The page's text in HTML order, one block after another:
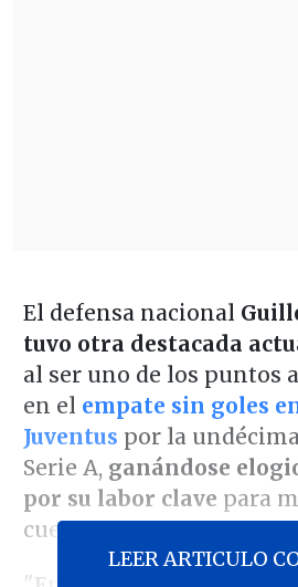
El defensa nacional
tuvo otra destacada
al ser uno de los puntos
en el empate sin goles
Juventus por la
Serie A, ganándose
por su labor clave para
cuenta en cero.
LEER ARTICULO